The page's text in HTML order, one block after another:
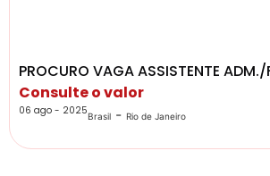
PROCURO VAGA ASSISTENTE ADM./
Consulte o valor
06 ago - 2025Brasil - Rio de Janeiro